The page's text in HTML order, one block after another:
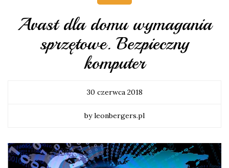
Avast dla domu wymagania
sprzętowe. Bezpieczny
komputer
30 czerwca 2018
by leonbergers.pl